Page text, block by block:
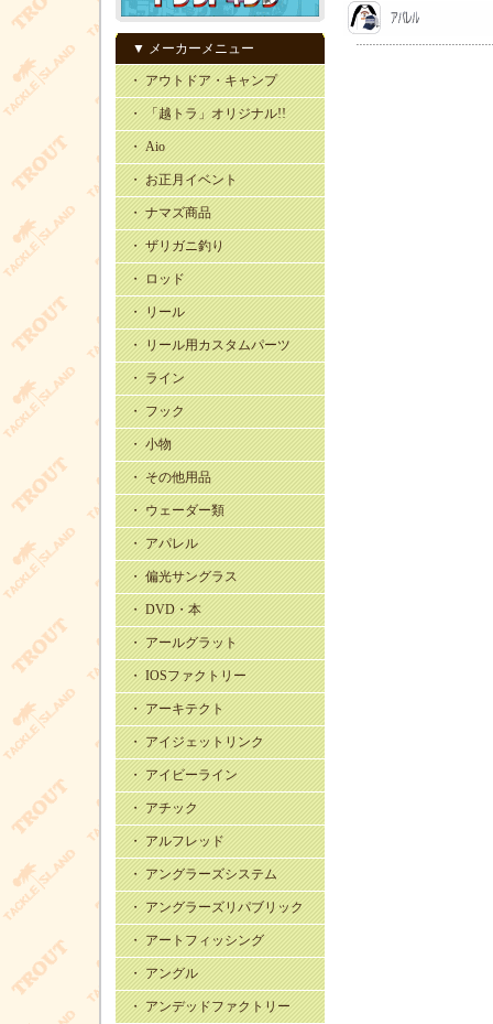
▼ メーカーメニュー
・ アウトドア・キャンプ
・ 「越トラ」オリジナル!!
・ Aio
・ お正月イベント
・ ナマズ商品
・ ザリガニ釣り
・ ロッド
・ リール
・ リール用カスタムパーツ
・ ライン
・ フック
・ 小物
・ その他用品
・ ウェーダー類
・ アパレル
・ 偏光サングラス
・ DVD・本
・ アールグラット
・ IOSファクトリー
・ アーキテクト
・ アイジェットリンク
・ アイビーライン
・ アチック
・ アルフレッド
・ アングラーズシステム
・ アングラーズリパブリック
・ アートフィッシング
・ アングル
・ アンデッドファクトリー